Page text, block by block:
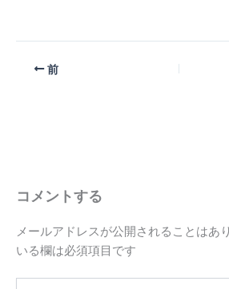
前
コメントする
メールアドレスが公開されることはあ
いる欄は必須項目です